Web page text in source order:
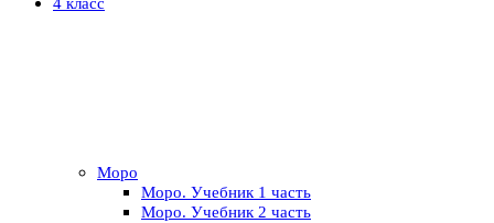
Моро
Моро. Учебник 1 часть
Моро. Учебник 2 часть